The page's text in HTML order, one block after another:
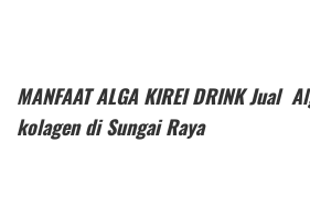
MANFAAT ALGA KIREI DRINK Jual
kolagen di Sungai Raya